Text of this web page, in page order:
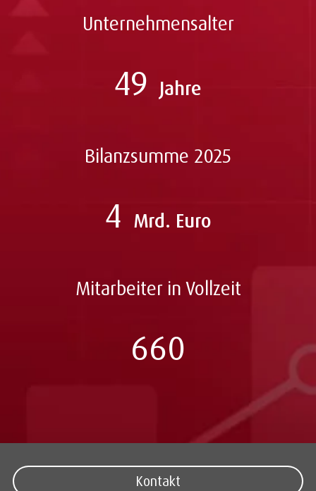
Unternehmensalter
49 Jahre
Bilanzsumme 2025
4 Mrd. Euro
Mitarbeiter in Vollzeit
660
Kontakt